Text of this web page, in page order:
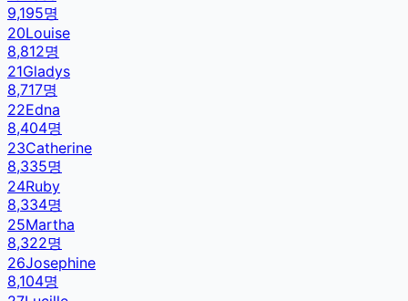
9,195명
20Louise
8,812명
21Gladys
8,717명
22Edna
8,404명
23Catherine
8,335명
24Ruby
8,334명
25Martha
8,322명
26Josephine
8,104명